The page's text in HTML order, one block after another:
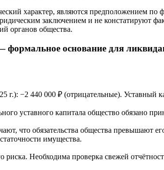
характер, являются предположением
заключением и не констатируют
органов общества.
основание для
г.): −2 440 000 ₽ (отрицательные). Уставный
уставного капитала общество обязано
что обязательства общества превышают
имущества.
Необходима проверка свежей